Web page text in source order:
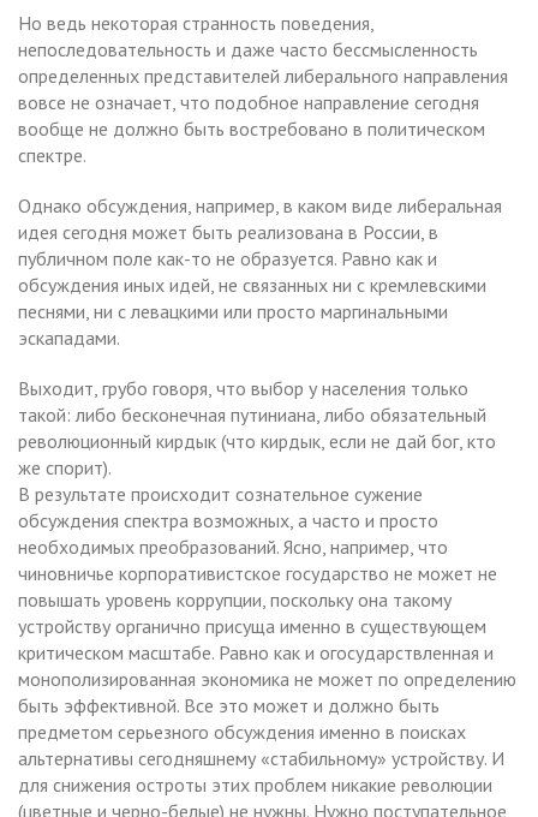
Но ведь некоторая странность поведения,
непоследовательность и даже часто бессмысленность
определенных представителей либерального направления
вовсе не означает, что подобное направление сегодня
вообще не должно быть востребовано в политическом
спектре.
Однако обсуждения, например, в каком виде либеральная
идея сегодня может быть реализована в России, в
публичном поле как-то не образуется. Равно как и
обсуждения иных идей, не связанных ни с кремлевскими
песнями, ни с левацкими или просто маргинальными
эскападами.
Выходит, грубо говоря, что выбор у населения только
такой: либо бесконечная путиниана, либо обязательный
революционный кирдык (что кирдык, если не дай бог, кто
же спорит).
В результате происходит сознательное сужение
обсуждения спектра возможных, а часто и просто
необходимых преобразований. Ясно, например, что
чиновничье корпоративистское государство не может не
повышать уровень коррупции, поскольку она такому
устройству органично присуща именно в существующем
критическом масштабе. Равно как и огосударствленная и
монополизированная экономика не может по определению
быть эффективной. Все это может и должно быть
предметом серьезного обсуждения именно в поисках
альтернативы сегодняшнему «стабильному» устройству. И
для снижения остроты этих проблем никакие революции
(цветные и черно-белые) не нужны. Нужно поступательное